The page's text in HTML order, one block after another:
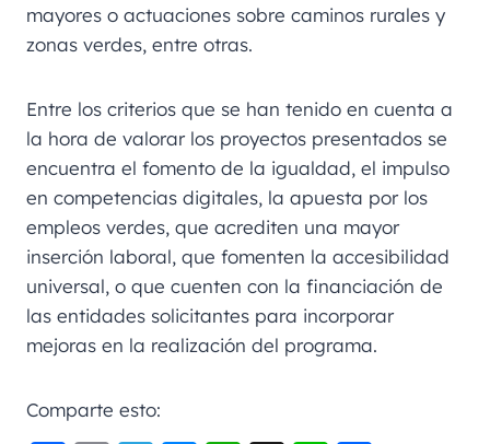
mayores o actuaciones sobre caminos rurales y
zonas verdes, entre otras.
Entre los criterios que se han tenido en cuenta a
la hora de valorar los proyectos presentados se
encuentra el fomento de la igualdad, el impulso
en competencias digitales, la apuesta por los
empleos verdes, que acrediten una mayor
inserción laboral, que fomenten la accesibilidad
universal, o que cuenten con la financiación de
las entidades solicitantes para incorporar
mejoras en la realización del programa.
Comparte esto: